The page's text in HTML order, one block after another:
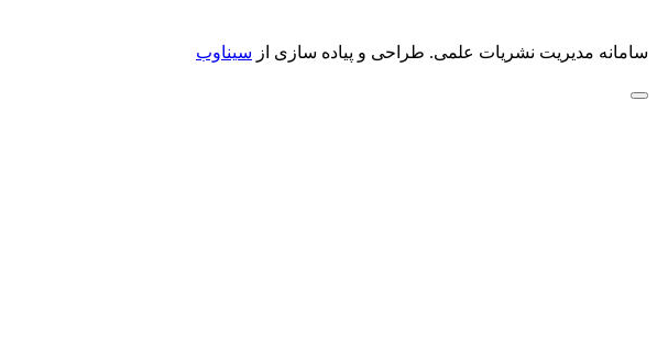
سامانه مدیریت نشریات علمی. طراحی و پیاده سازی از سیناوب